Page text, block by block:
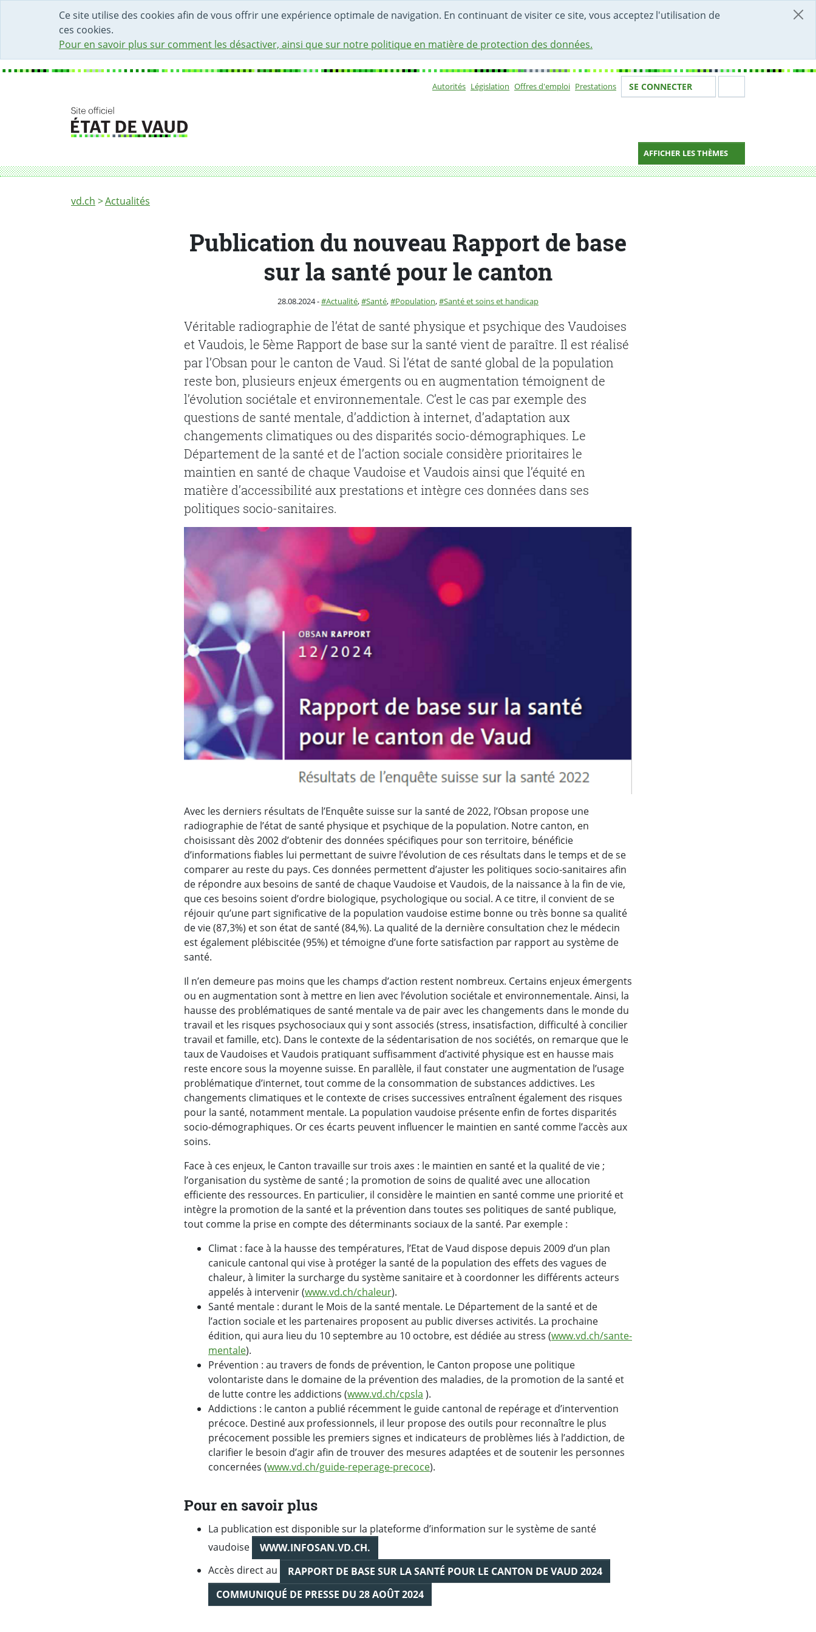
Ce site utilise des cookies afin de vous offrir une expérience optimale de navigation. En continuant de visiter ce site, vous acceptez l'utilisation de
ces cookies.
Pour en savoir plus sur comment les désactiver, ainsi que sur notre politique en matière de protection des données.
DÉBUT DU CONTENU DE LA PAGE
ACCÈS AU CHAMP DE RECHERCHE
PAGE D'ACCUEIL
FORMULAIRE DE CONTACT
Autorités Législation Offres d'emploi Prestations Votre identité
SE CONNECTER
AFFICHER LES THÈMES
Fil d'Ariane
vd.ch Actualités
Publication du nouveau Rapport de base sur la santé pour le canton
Publication du nouveau Rapport de base
sur la santé pour le canton
Publié le
28.08.2024-Catégorie :
Actualité, Santé, Population, Santé et soins et handicap
Véritable radiographie de l’état de santé physique et psychique des Vaudoises
et Vaudois, le 5ème Rapport de base sur la santé vient de paraître. Il est réalisé
par l’Obsan pour le canton de Vaud. Si l’état de santé global de la population
reste bon, plusieurs enjeux émergents ou en augmentation témoignent de
l’évolution sociétale et environnementale. C’est le cas par exemple des
questions de santé mentale, d’addiction à internet, d’adaptation aux
changements climatiques ou des disparités socio-démographiques. Le
Département de la santé et de l’action sociale considère prioritaires le
maintien en santé de chaque Vaudoise et Vaudois ainsi que l’équité en
matière d’accessibilité aux prestations et intègre ces données dans ses
politiques socio-sanitaires.
Avec les derniers résultats de l’Enquête suisse sur la santé de 2022, l’Obsan propose une
radiographie de l’état de santé physique et psychique de la population. Notre canton, en
choisissant dès 2002 d’obtenir des données spécifiques pour son territoire, bénéficie
d’informations fiables lui permettant de suivre l’évolution de ces résultats dans le temps et de se
comparer au reste du pays. Ces données permettent d’ajuster les politiques socio-sanitaires afin
de répondre aux besoins de santé de chaque Vaudoise et Vaudois, de la naissance à la fin de vie,
que ces besoins soient d’ordre biologique, psychologique ou social. A ce titre, il convient de se
réjouir qu’une part significative de la population vaudoise estime bonne ou très bonne sa qualité
de vie (87,3%) et son état de santé (84,%). La qualité de la dernière consultation chez le médecin
est également plébiscitée (95%) et témoigne d’une forte satisfaction par rapport au système de
santé.
Il n’en demeure pas moins que les champs d’action restent nombreux. Certains enjeux émergents
ou en augmentation sont à mettre en lien avec l’évolution sociétale et environnementale. Ainsi, la
hausse des problématiques de santé mentale va de pair avec les changements dans le monde du
travail et les risques psychosociaux qui y sont associés (stress, insatisfaction, difficulté à concilier
travail et famille, etc). Dans le contexte de la sédentarisation de nos sociétés, on remarque que le
taux de Vaudoises et Vaudois pratiquant suffisamment d’activité physique est en hausse mais
reste encore sous la moyenne suisse. En parallèle, il faut constater une augmentation de l’usage
problématique d’internet, tout comme de la consommation de substances addictives. Les
changements climatiques et le contexte de crises successives entraînent également des risques
pour la santé, notamment mentale. La population vaudoise présente enfin de fortes disparités
socio-démographiques. Or ces écarts peuvent influencer le maintien en santé comme l’accès aux
soins.
Face à ces enjeux, le Canton travaille sur trois axes : le maintien en santé et la qualité de vie ;
l’organisation du système de santé ; la promotion de soins de qualité avec une allocation
efficiente des ressources. En particulier, il considère le maintien en santé comme une priorité et
intègre la promotion de la santé et la prévention dans toutes ses politiques de santé publique,
tout comme la prise en compte des déterminants sociaux de la santé. Par exemple :
Climat : face à la hausse des températures, l’Etat de Vaud dispose depuis 2009 d’un plan
canicule cantonal qui vise à protéger la santé de la population des effets des vagues de
chaleur, à limiter la surcharge du système sanitaire et à coordonner les différents acteurs
appelés à intervenir (www.vd.ch/chaleur).
Santé mentale : durant le Mois de la santé mentale. Le Département de la santé et de
l’action sociale et les partenaires proposent au public diverses activités. La prochaine
édition, qui aura lieu du 10 septembre au 10 octobre, est dédiée au stress (www.vd.ch/sante-
mentale).
Prévention : au travers de fonds de prévention, le Canton propose une politique
volontariste dans le domaine de la prévention des maladies, de la promotion de la santé et
de lutte contre les addictions (www.vd.ch/cpsla ).
Addictions : le canton a publié récemment le guide cantonal de repérage et d’intervention
précoce. Destiné aux professionnels, il leur propose des outils pour reconnaître le plus
précocement possible les premiers signes et indicateurs de problèmes liés à l’addiction, de
clarifier le besoin d’agir afin de trouver des mesures adaptées et de soutenir les personnes
concernées (www.vd.ch/guide-reperage-precoce).
Pour en savoir plus
La publication est disponible sur la plateforme d’information sur le système de santé
vaudoise
WWW.INFOSAN.VD.CH.
Accès direct au
RAPPORT DE BASE SUR LA SANTÉ POUR LE CANTON DE VAUD 2024
COMMUNIQUÉ DE PRESSE DU 28 AOÛT 2024